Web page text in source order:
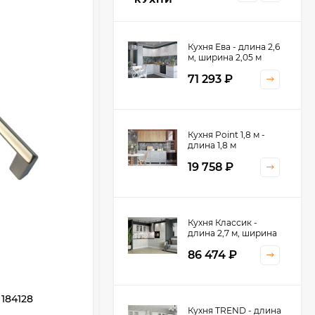
Кухня Ева - длина 2,6
м, ширина 2,05 м
71 293 ₽
Кухня Point 1,8 м -
длина 1,8 м
19 758 ₽
Кухня Классик -
длина 2,7 м, ширина
86 474 ₽
Кухня TREND - длина
Кухня Принцесса -
длина 2,4 м
38 767₽
Кухня Оптима - длина
2,8 м, ширина 1,4 м
52 197₽
Кухня Камелия -